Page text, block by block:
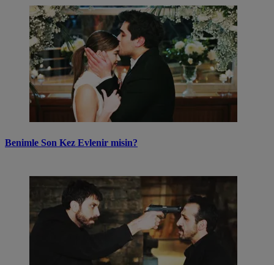
Benimle Son Kez Evlenir misin?